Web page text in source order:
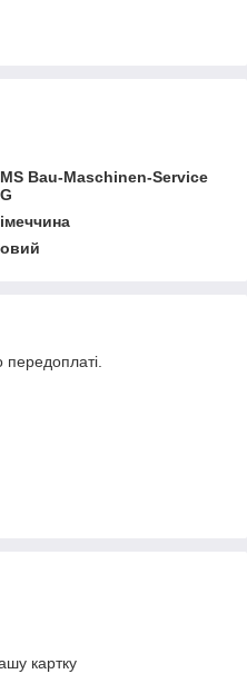
Bau-Maschinen-Service
передоплаті.
картку